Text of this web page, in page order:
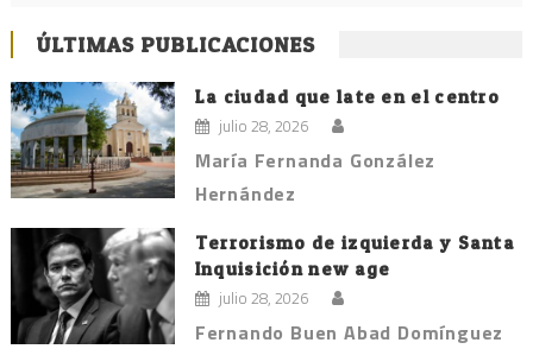
ÚLTIMAS PUBLICACIONES
La ciudad que late en el centro
julio 28, 2026
María Fernanda González
Hernández
Terrorismo de izquierda y Santa
Inquisición new age
julio 28, 2026
Fernando Buen Abad Domínguez